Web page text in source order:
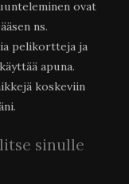
ovat
ns.
pelikortteja ja
apuna.
koskeviin
sinulle